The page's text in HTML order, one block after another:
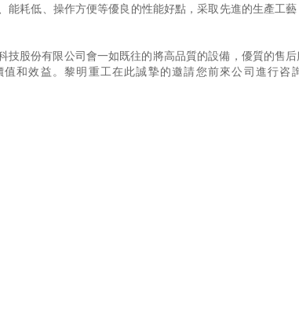
能耗低、操作方便等優良的性能好點，采取先進的生產工
技股份有限公司會一如既往的將高品質的設備，優質的售
值和效益。黎明重工在此誠摯的邀請您前來公司進行咨